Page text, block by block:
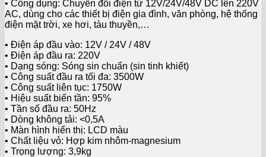
• Công dụng: Chuyển đổi điện từ 12V/24V/48V DC lên 220V
AC, dùng cho các thiết bị điện gia đình, văn phòng, hệ thống
điện mặt trời, xe hơi, tàu thuyền,…
• Điện áp đầu vào: 12V / 24V / 48V
• Điện áp đầu ra: 220V
• Dạng sóng: Sóng sin chuẩn (sin tinh khiết)
• Công suất đầu ra tối đa: 3500W
• Công suất liên tục: 1750W
• Hiệu suất biến tần: 95%
• Tần số đầu ra: 50Hz
• Dòng không tải: <0,5A
• Màn hình hiển thị: LCD màu
• Chất liệu vỏ: Hợp kim nhôm-magnesium
• Trọng lượng: 3,9kg